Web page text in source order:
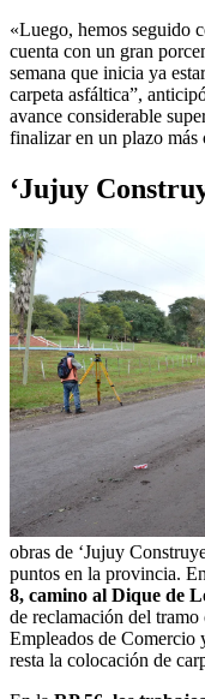
«Luego, hemos seguido
cuenta con un gran
semana que inicia ya
carpeta asfáltica”,
avance considerable
finalizar en un plazo más
‘Jujuy
obras de ‘Jujuy
puntos en la provincia.
8, camino al Dique de
de reclamación del
Empleados de Comercio
resta la colocación de